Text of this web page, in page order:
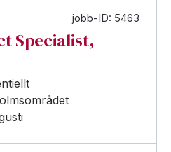
jobb-ID: 5463
Specialist,